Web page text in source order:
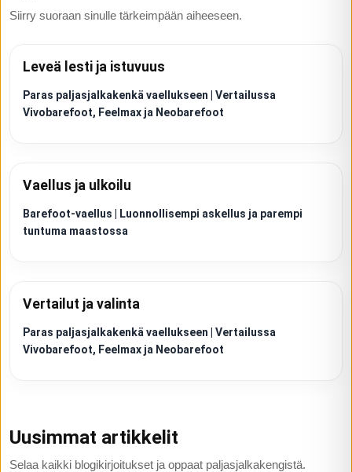
Siirry suoraan sinulle tärkeimpään aiheeseen.
Leveä lesti ja istuvuus
Paras paljasjalkakenkä vaellukseen | Vertailussa
Vivobarefoot, Feelmax ja Neobarefoot
Vaellus ja ulkoilu
Barefoot-vaellus | Luonnollisempi askellus ja parempi
tuntuma maastossa
Vertailut ja valinta
Paras paljasjalkakenkä vaellukseen | Vertailussa
Vivobarefoot, Feelmax ja Neobarefoot
Uusimmat artikkelit
Selaa kaikki blogikirjoitukset ja oppaat paljasjalkakengistä.